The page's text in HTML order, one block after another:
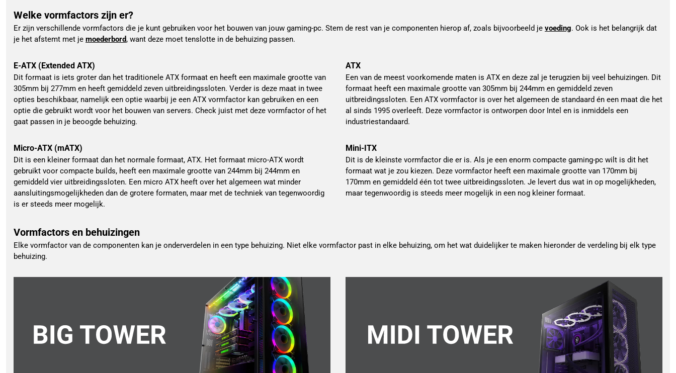
Welke vormfactors zijn er?
Er zijn verschillende vormfactors die je kunt gebruiken voor het bouwen van jouw gaming-pc. Stem de rest van je componenten hierop af, zoals bijvoorbeeld je voeding. Ook is het belangrijk dat
je het afstemt met je moederbord, want deze moet tenslotte in de behuizing passen.
E-ATX (Extended ATX)
Dit formaat is iets groter dan het traditionele ATX formaat en heeft een maximale grootte van
305mm bij 277mm en heeft gemiddeld zeven uitbreidingssloten. Verder is deze maat in twee
opties beschikbaar, namelijk een optie waarbij je een ATX vormfactor kan gebruiken en een
optie die gebruikt wordt voor het bouwen van servers. Check juist met deze vormfactor of het
gaat passen in je beoogde behuizing.
ATX
Een van de meest voorkomende maten is ATX en deze zal je terugzien bij veel behuizingen. Dit
formaat heeft een maximale grootte van 305mm bij 244mm en gemiddeld zeven
uitbreidingssloten. Een ATX vormfactor is over het algemeen de standaard én een maat die het
al sinds 1995 overleeft. Deze vormfactor is ontworpen door Intel en is inmiddels een
industriestandaard.
Micro-ATX (mATX)
Dit is een kleiner formaat dan het normale formaat, ATX. Het formaat micro-ATX wordt
gebruikt voor compacte builds, heeft een maximale grootte van 244mm bij 244mm en
gemiddeld vier uitbreidingssloten. Een micro ATX heeft over het algemeen wat minder
aansluitingsmogelijkheden dan de grotere formaten, maar met de techniek van tegenwoordig
is er steeds meer mogelijk.
Mini-ITX
Dit is de kleinste vormfactor die er is. Als je een enorm compacte gaming-pc wilt is dit het
formaat wat je zou kiezen. Deze vormfactor heeft een maximale grootte van 170mm bij
170mm en gemiddeld één tot twee uitbreidingssloten. Je levert dus wat in op mogelijkheden,
maar tegenwoordig is steeds meer mogelijk in een nog kleiner formaat.
Vormfactors en behuizingen
Elke vormfactor van de componenten kan je onderverdelen in een type behuizing. Niet elke vormfactor past in elke behuizing, om het wat duidelijker te maken hieronder de verdeling bij elk type
behuizing.